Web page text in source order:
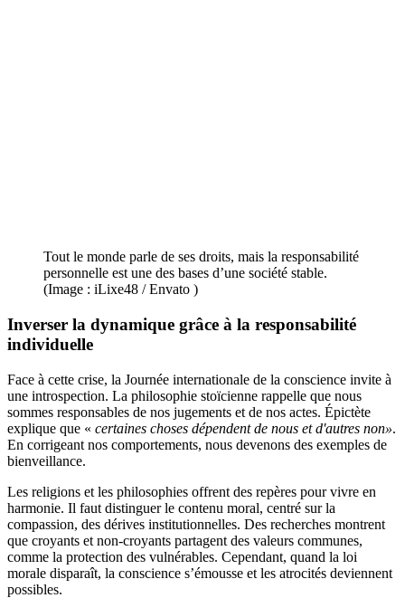
Tout le monde parle de ses droits, mais la responsabilité
personnelle est une des bases d’une société stable.
(Image : iLixe48 / Envato )
Inverser la dynamique grâce à la responsabilité
individuelle
Face à cette crise, la Journée internationale de la conscience invite à
une introspection. La philosophie stoïcienne rappelle que nous
sommes responsables de nos jugements et de nos actes. Épictète
explique que « certaines choses dépendent de nous et d'autres non».
En corrigeant nos comportements, nous devenons des exemples de
bienveillance.
Les religions et les philosophies offrent des repères pour vivre en
harmonie. Il faut distinguer le contenu moral, centré sur la
compassion, des dérives institutionnelles. Des recherches montrent
que croyants et non-croyants partagent des valeurs communes,
comme la protection des vulnérables. Cependant, quand la loi
morale disparaît, la conscience s’émousse et les atrocités deviennent
possibles.